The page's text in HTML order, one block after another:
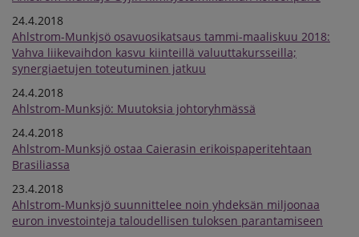
24.4.2018
Ahlstrom-Munkjsö osavuosikatsaus tammi-maaliskuu 2018:
Vahva liikevaihdon kasvu kiinteillä valuuttakursseilla;
synergiaetujen toteutuminen jatkuu
24.4.2018
Ahlstrom-Munksjö: Muutoksia johtoryhmässä
24.4.2018
Ahlstrom-Munksjö ostaa Caierasin erikoispaperitehtaan
Brasiliassa
23.4.2018
Ahlstrom-Munksjö suunnittelee noin yhdeksän miljoonaa
euron investointeja taloudellisen tuloksen parantamiseen